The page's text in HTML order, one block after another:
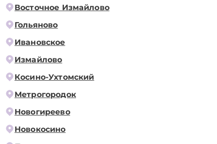
Восточное Измайлово
Гольяново
Ивановское
Измайлово
Косино-Ухтомский
Метрогородок
Новогиреево
Новокосино